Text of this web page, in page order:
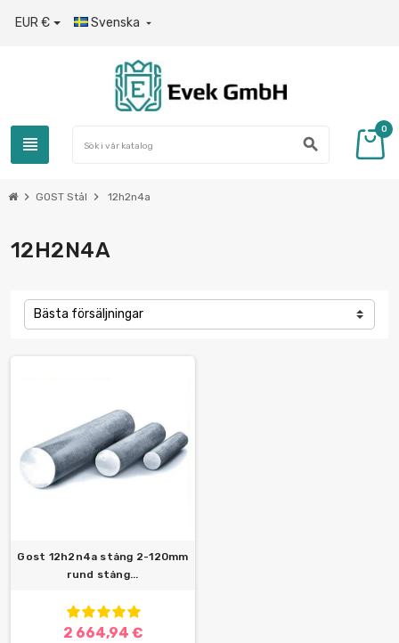
EUR € Svenska 
view_headline search
0
chevron_right GOST Stål chevron_right 12h2n4a
12H2N4A
Bästa försäljningar
Gost 12h2n4a stång 2-120mm
rund stång...
2 664,94 €